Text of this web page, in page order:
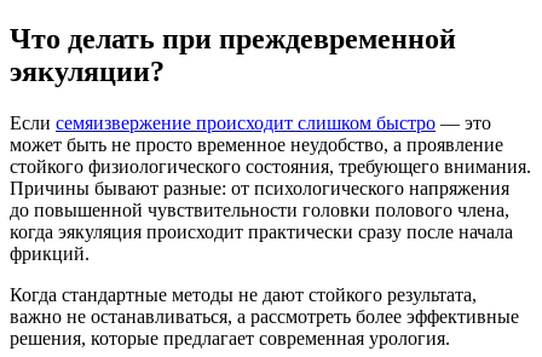
Что делать при преждевременной
эякуляции?
Если семяизвержение происходит слишком быстро — это
может быть не просто временное неудобство, а проявление
стойкого физиологического состояния, требующего внимания.
Причины бывают разные: от психологического напряжения
до повышенной чувствительности головки полового члена,
когда эякуляция происходит практически сразу после начала
фрикций.
Когда стандартные методы не дают стойкого результата,
важно не останавливаться, а рассмотреть более эффективные
решения, которые предлагает современная урология.